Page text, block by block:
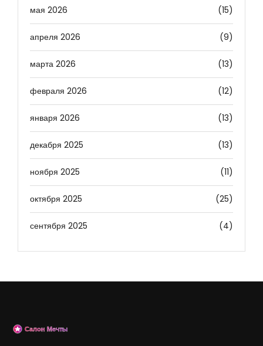
мая 2026 (15)
апреля 2026 (9)
марта 2026 (13)
февраля 2026 (12)
января 2026 (13)
декабря 2025 (13)
ноября 2025 (11)
октября 2025 (25)
сентября 2025 (4)